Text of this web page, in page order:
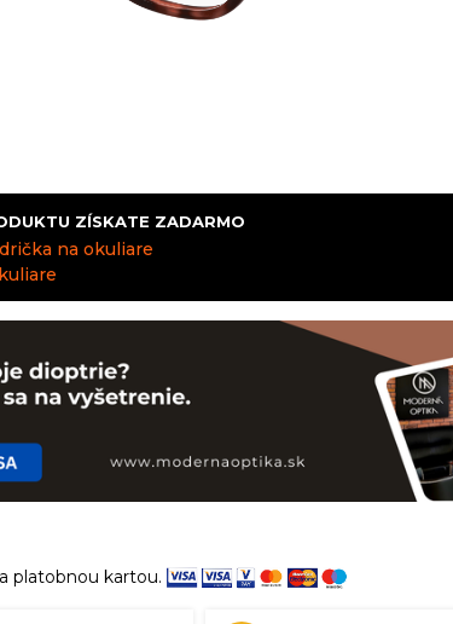
ZÍSKATE ZADARMO
na okuliare
platobnou kartou.